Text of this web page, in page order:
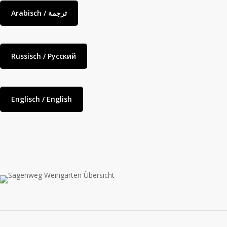
Arabisch / ترجمة
Russisch / Русский
Englisch / English